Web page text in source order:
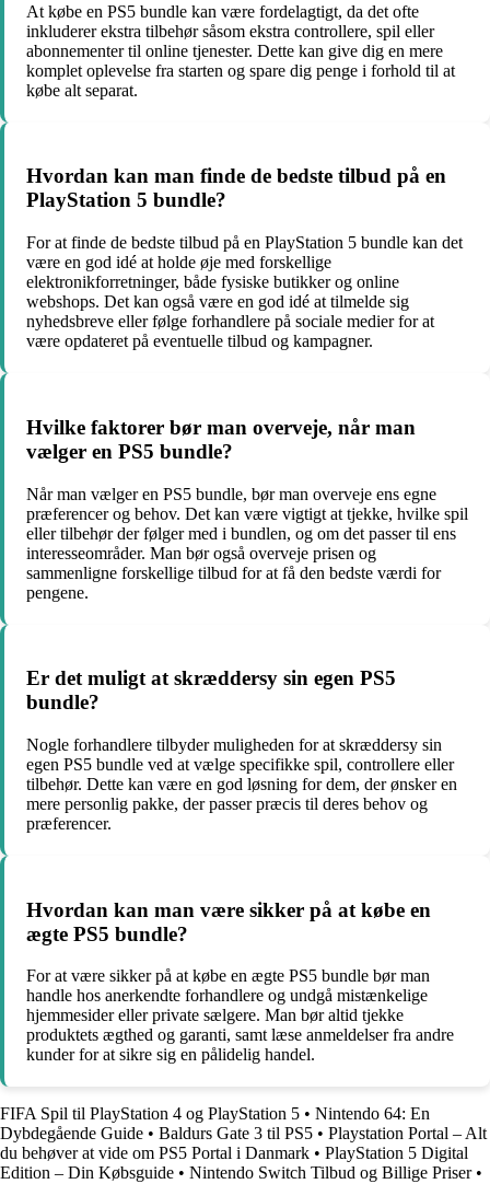
At købe en PS5 bundle kan være fordelagtigt, da det ofte
inkluderer ekstra tilbehør såsom ekstra controllere, spil eller
abonnementer til online tjenester. Dette kan give dig en mere
komplet oplevelse fra starten og spare dig penge i forhold til at
købe alt separat.
Hvordan kan man finde de bedste tilbud på en
PlayStation 5 bundle?
For at finde de bedste tilbud på en PlayStation 5 bundle kan det
være en god idé at holde øje med forskellige
elektronikforretninger, både fysiske butikker og online
webshops. Det kan også være en god idé at tilmelde sig
nyhedsbreve eller følge forhandlere på sociale medier for at
være opdateret på eventuelle tilbud og kampagner.
Hvilke faktorer bør man overveje, når man
vælger en PS5 bundle?
Når man vælger en PS5 bundle, bør man overveje ens egne
præferencer og behov. Det kan være vigtigt at tjekke, hvilke spil
eller tilbehør der følger med i bundlen, og om det passer til ens
interesseområder. Man bør også overveje prisen og
sammenligne forskellige tilbud for at få den bedste værdi for
pengene.
Er det muligt at skræddersy sin egen PS5
bundle?
Nogle forhandlere tilbyder muligheden for at skræddersy sin
egen PS5 bundle ved at vælge specifikke spil, controllere eller
tilbehør. Dette kan være en god løsning for dem, der ønsker en
mere personlig pakke, der passer præcis til deres behov og
præferencer.
Hvordan kan man være sikker på at købe en
ægte PS5 bundle?
For at være sikker på at købe en ægte PS5 bundle bør man
handle hos anerkendte forhandlere og undgå mistænkelige
hjemmesider eller private sælgere. Man bør altid tjekke
produktets ægthed og garanti, samt læse anmeldelser fra andre
kunder for at sikre sig en pålidelig handel.
FIFA Spil til PlayStation 4 og PlayStation 5 • Nintendo 64: En
Dybdegående Guide • Baldurs Gate 3 til PS5 • Playstation Portal – Alt
du behøver at vide om PS5 Portal i Danmark • PlayStation 5 Digital
Edition – Din Købsguide • Nintendo Switch Tilbud og Billige Priser•